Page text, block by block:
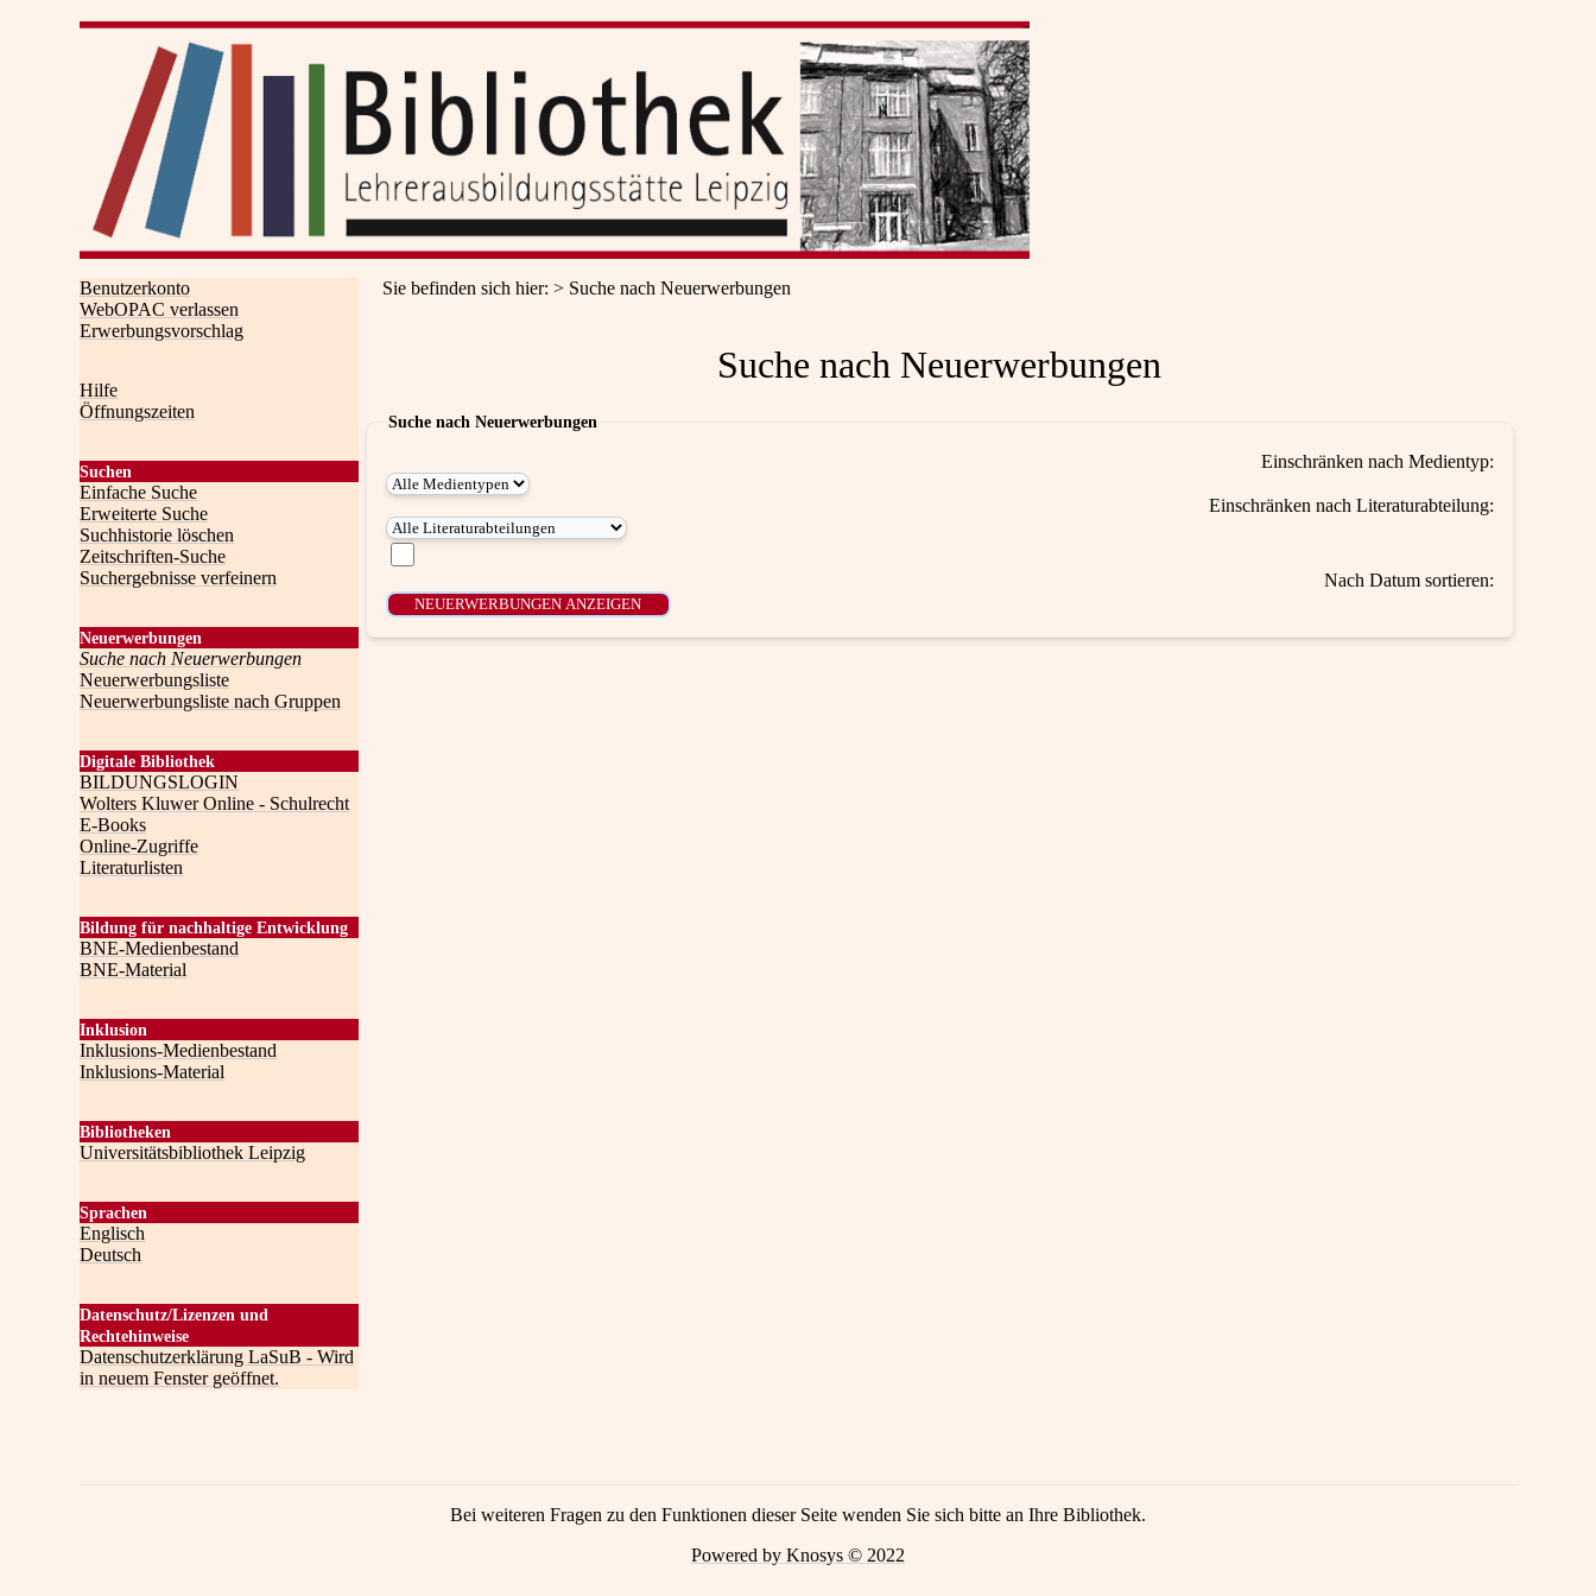
Benutzerkonto
WebOPAC verlassen
Erwerbungsvorschlag
Hilfe
Öffnungszeiten
Suchen
Einfache Suche
Erweiterte Suche
Suchhistorie löschen
Zeitschriften-Suche
Suchergebnisse verfeinern
Neuerwerbungen
Suche nach Neuerwerbungen
Neuerwerbungsliste
Neuerwerbungsliste nach Gruppen
Digitale Bibliothek
BILDUNGSLOGIN
Wolters Kluwer Online - Schulrecht
E-Books
Online-Zugriffe
Literaturlisten
Bildung für nachhaltige Entwicklung
BNE-Medienbestand
BNE-Material
Inklusion
Inklusions-Medienbestand
Inklusions-Material
Bibliotheken
Universitätsbibliothek Leipzig
Sprachen
Englisch
Deutsch
Datenschutz/Lizenzen und
Rechtehinweise
Datenschutzerklärung LaSuB - Wird
in neuem Fenster geöffnet.
Sie befinden sich hier: Suche nach Neuerwerbungen
Suche nach Neuerwerbungen
Suche nach Neuerwerbungen
Einschränken nach Medientyp:
Einschränken nach Literaturabteilung:
Nach Datum sortieren:
Bei weiteren Fragen zu den Funktionen dieser Seite wenden Sie sich bitte an Ihre Bibliothek.
Powered by Knosys © 2022